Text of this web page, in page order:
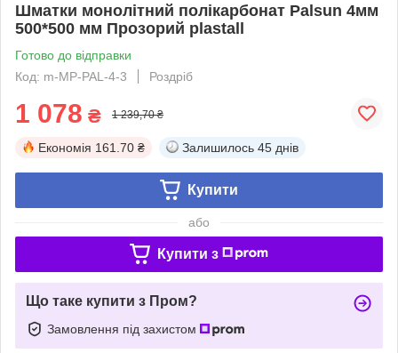
Шматки монолітний полікарбонат Palsun 4мм
500*500 мм Прозорий plastall
Готово до відправки
Код: m-MP-PAL-4-3
Роздріб
1 078 ₴ 1 239,70 ₴
Економія 161.70 ₴ Залишилось 45 днів
Купити
або
Купити з
Що таке купити з Пром?
Замовлення під захистом